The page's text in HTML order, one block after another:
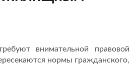
внимательной правовой
нормы гражданского,